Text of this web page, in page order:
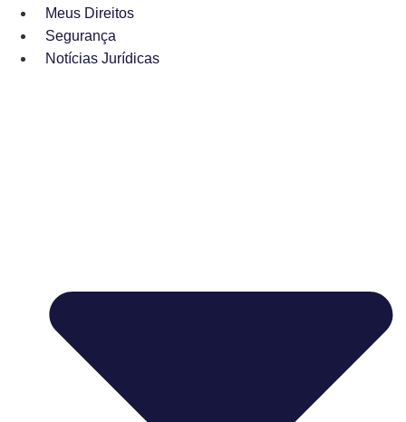
Meus Direitos
Segurança
Notícias Jurídicas